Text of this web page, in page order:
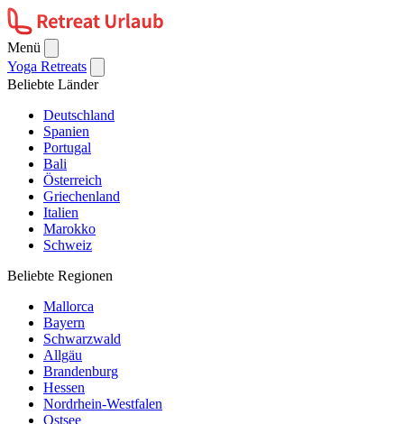
Menü
Yoga Retreats
Beliebte Länder
Deutschland
Spanien
Portugal
Bali
Österreich
Griechenland
Italien
Marokko
Schweiz
Beliebte Regionen
Mallorca
Bayern
Schwarzwald
Allgäu
Brandenburg
Hessen
Nordrhein-Westfalen
Ostsee